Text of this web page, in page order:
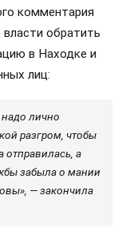
комментария
власти обратить
в Находке и
лиц:
лично
разгром, чтобы
отправилась, а
забыла о мании
— закончила